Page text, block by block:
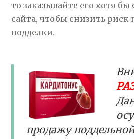
то заказывайте его хотя
сайта, чтобы снизить риск
подделки.
продажу